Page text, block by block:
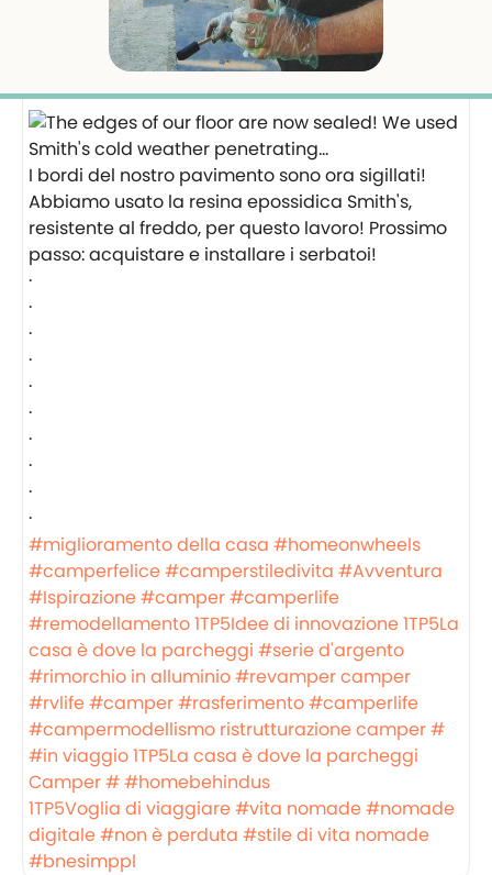
I bordi del nostro pavimento sono ora sigillati!
Abbiamo usato la resina epossidica Smith's,
resistente al freddo, per questo lavoro! Prossimo
passo: acquistare e installare i serbatoi!
·
·
·
·
·
·
·
·
·
·
#miglioramento della casa #homeonwheels
#camperfelice#camperstiledivita #Avventura
#Ispirazione#camper#camperlife
#remodellamento1TP5Idee di innovazione1TP5La
casa è dove la parcheggi #serie d'argento
#rimorchio in alluminio#revamper camper
#rvlife#camper#rasferimento#camperlife
#campermodellismo ristrutturazione camper #
#in viaggio1TP5La casa è dove la parcheggi
Camper ##homebehindus
1TP5Voglia di viaggiare#vita nomade#nomade
digitale#non è perduta #stile di vita nomade
#bnesimppl